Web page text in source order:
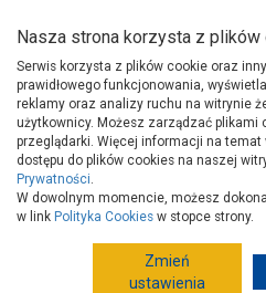
Strona główna Narzędzia
Pilarki, wyrzynarki, przecinarki do
Pilarka ręczna akumulatorowa 18V
Nasza strona korzysta z plików
Serwis korzysta z plików cookie oraz
prawidłowego funkcjonowania,
reklamy oraz analizy ruchu na witrynie
użytkownicy. Możesz zarządzać plikami
przeglądarki. Więcej informacji na
dostępu do plików cookies na naszej
Prywatności.
W dowolnym momencie, możesz
w link Polityka Cookies w stopce strony.
Zmień
ustawienia